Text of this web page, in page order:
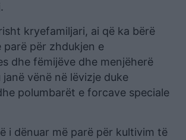
kryefamiljari, ai që ka bërë
parë për zhdukjen e
dhe fëmijëve dhe menjëherë
vënë në lëvizje duke
polumbarët e forcave speciale
i dënuar më parë për kultivim të